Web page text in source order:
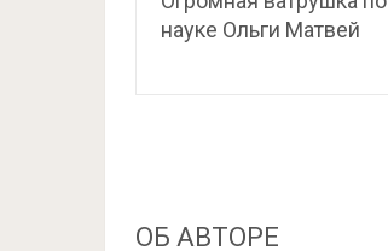
науке Ольги Матвей
ОБ АВТОРЕ